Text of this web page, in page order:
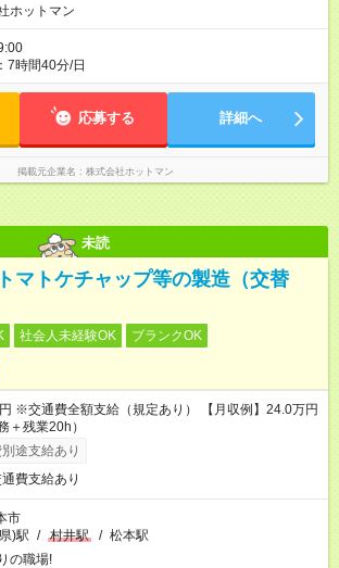
ホットマン
7時間40分/日
応募する 詳細へ
掲載元企業名 株式会社ホットマン
未読
マトケチャップ等の製造（交替
社会人未経験OK
ブランクOK
※交通費全額支給（規定あり） 【月収例】24.0万円
＋残業20h）
途支給あり
費支給あり
市
)駅 / 村井駅 / 松本駅
の職場!